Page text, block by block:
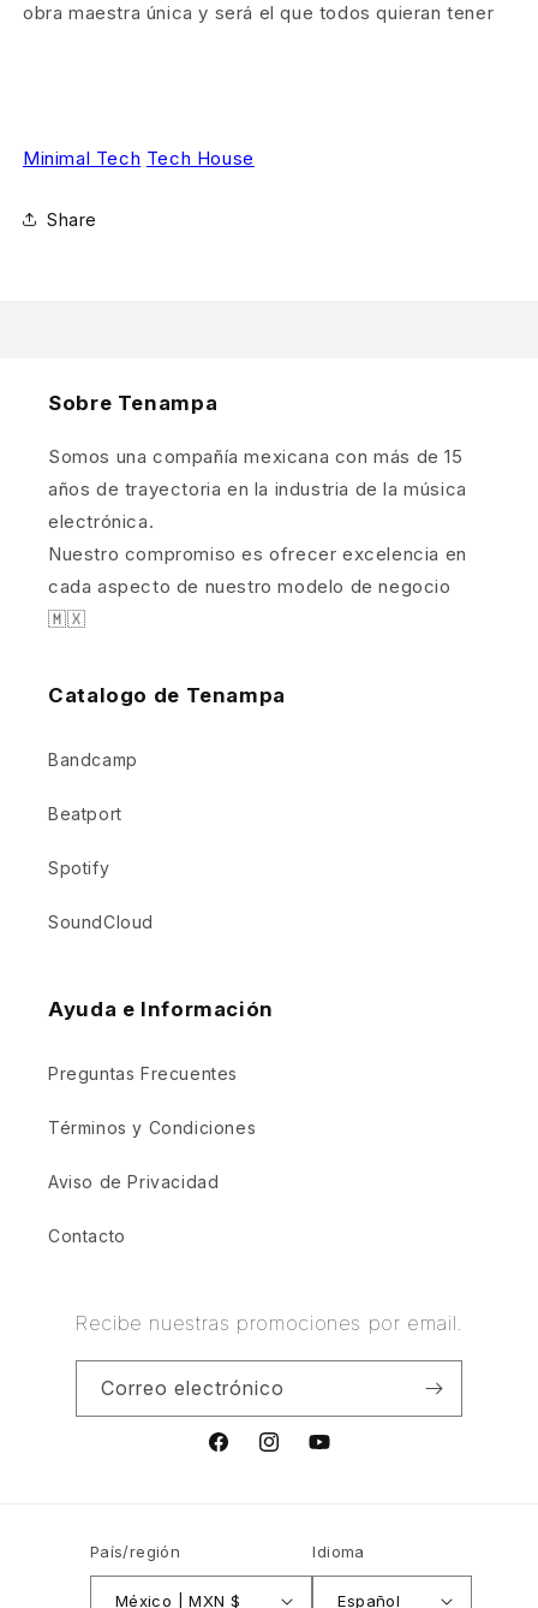
obra maestra única y será el que todos quieran tener
Minimal Tech Tech House
Share
Sobre Tenampa
Somos una compañía mexicana con más de 15
años de trayectoria en la industria de la música
electrónica.
Nuestro compromiso es ofrecer excelencia en
cada aspecto de nuestro modelo de negocio
🇲🇽
Catalogo de Tenampa
Bandcamp
Beatport
Spotify
SoundCloud
Ayuda e Información
Preguntas Frecuentes
Términos y Condiciones
Aviso de Privacidad
Contacto
Recibe nuestras promociones por email.
Correo electrónico
FacebookInstagramYouTube
País/región
México | MXN $
Idioma
Español